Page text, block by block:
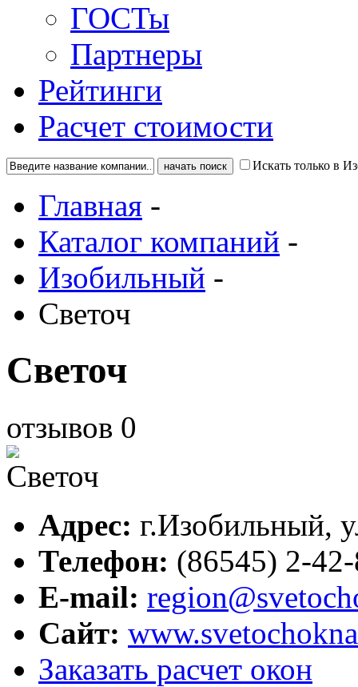
ГОСТы
Партнеры
Рейтинги
Расчет стоимости
Искать только в
Главная -
Каталог компаний -
Изобильный -
Светоч
Светоч
отзывов 0
Адрес: г.Изобильный,
Телефон: (86545) 2-
E-mail:
Сайт:
Заказать расчет окон